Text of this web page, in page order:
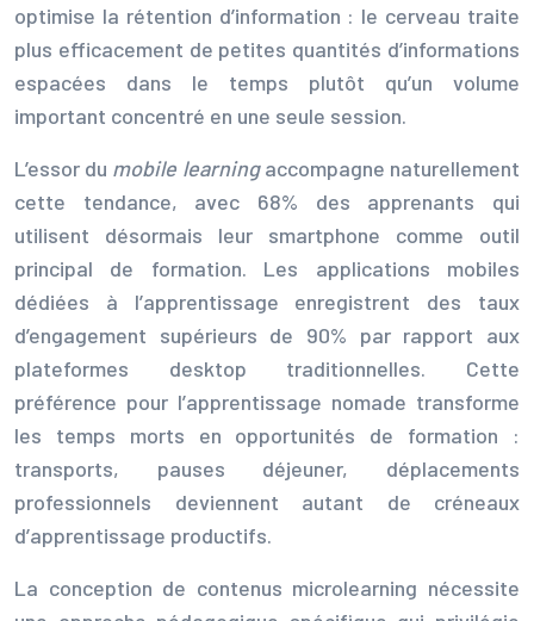
optimise la rétention d’information : le cerveau traite
plus efficacement de petites quantités d’informations
espacées dans le temps plutôt qu’un volume
important concentré en une seule session.
L’essor du mobile learningaccompagne naturellement
cette tendance, avec 68% des apprenants qui
utilisent désormais leur smartphone comme outil
principal de formation. Les applications mobiles
dédiées à l’apprentissage enregistrent des taux
d’engagement supérieurs de 90% par rapport aux
plateformes desktop traditionnelles. Cette
préférence pour l’apprentissage nomade transforme
les temps morts en opportunités de formation :
transports, pauses déjeuner, déplacements
professionnels deviennent autant de créneaux
d’apprentissage productifs.
La conception de contenus microlearning nécessite